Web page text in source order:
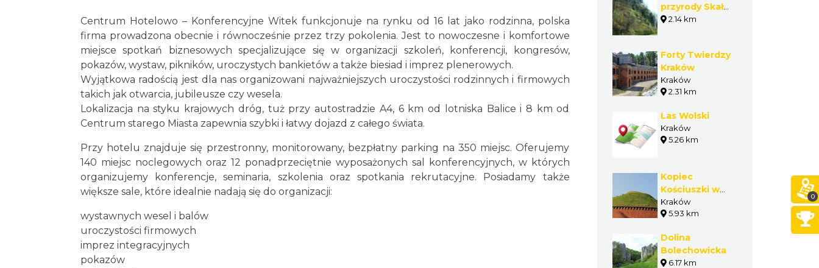
Centrum Hotelowo – Konferencyjne Witek funkcjonuje na rynku od 16 lat jako rodzinna, polska
firma prowadzona obecnie i równocześnie przez trzy pokolenia. Jest to nowoczesne i komfortowe
miejsce spotkań biznesowych specjalizujące się w organizacji szkoleń, konferencji, kongresów,
pokazów, wystaw, pikników, uroczystych bankietów a także biesiad i imprez plenerowych.
Wyjątkowa radością jest dla nas organizowani najważniejszych uroczystości rodzinnych i firmowych
takich jak otwarcia, jubileusze czy wesela.
Lokalizacja na styku krajowych dróg, tuż przy autostradzie A4, 6 km od lotniska Balice i 8 km od
Centrum starego Miasta zapewnia szybki i łatwy dojazd z całego świata.
Przy hotelu znajduje się przestronny, monitorowany, bezpłatny parking na 350 miejsc. Oferujemy
140 miejsc noclegowych oraz 12 ponadprzeciętnie wyposażonych sal konferencyjnych, w których
organizujemy konferencje, seminaria, szkolenia oraz spotkania rekrutacyjne. Posiadamy także
większe sale, które idealnie nadają się do organizacji:
wystawnych wesel i balów
uroczystości firmowych
imprez integracyjnych
pokazów
przyrody Skała
Kmity
2.14 km
Forty Twierdzy
Kraków
Kraków
2.31 km
Las Wolski
Kraków
5.26 km
Kopiec
Kościuszki w
Krakowie
Kraków
5.93 km
Dolina
Bolechowicka
6.17 km
0